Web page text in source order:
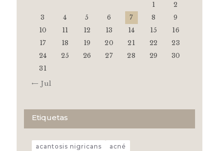
1
2
3
4 5 6 7 8
9
10
11 12 13 14 15
16
17
18 19 20 21 22
23
24
25 26 27 28 29
30
31
« Jul
Etiquetas
acantosis nigricans
acné